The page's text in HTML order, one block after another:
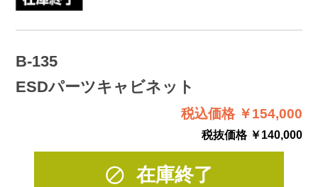
B-135
ESDパーツキャビネット
税込価格 ￥154,000
税抜価格 ￥140,000
在庫終了